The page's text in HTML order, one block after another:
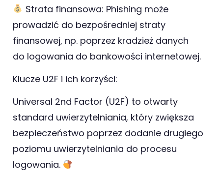
Strata finansowa: Phishing może
prowadzić do bezpośredniej straty
finansowej, np. poprzez kradzież danych
do logowania do bankowości internetowej.
Klucze U2F i ich korzyści:
Universal 2nd Factor (U2F) to otwarty
standard uwierzytelniania, który zwiększa
bezpieczeństwo poprzez dodanie drugiego
poziomu uwierzytelniania do procesu
logowania.